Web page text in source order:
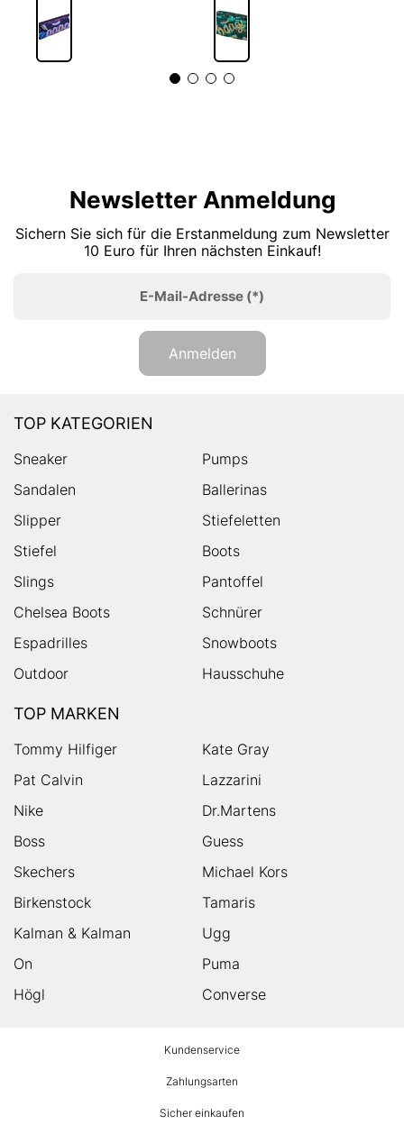
Newsletter Anmeldung
Sichern Sie sich für die Erstanmeldung zum Newsletter
10 Euro für Ihren nächsten Einkauf!
E-Mail-Adresse (*)
Anmelden
TOP KATEGORIEN
Sneaker
Pumps
Sandalen
Ballerinas
Slipper
Stiefeletten
Stiefel
Boots
Slings
Pantoffel
Chelsea Boots
Schnürer
Espadrilles
Snowboots
Outdoor
Hausschuhe
TOP MARKEN
Tommy Hilfiger
Kate Gray
Pat Calvin
Lazzarini
Nike
Dr.Martens
Boss
Guess
Skechers
Michael Kors
Birkenstock
Tamaris
Kalman & Kalman
Ugg
On
Puma
Högl
Converse
Kundenservice
Zahlungsarten
Sicher einkaufen